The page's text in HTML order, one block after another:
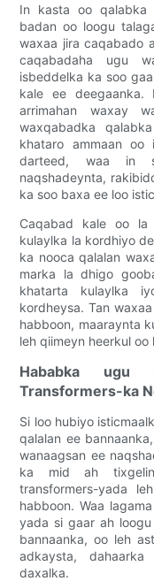
In kasta oo qalabka
badan oo loogu
waxaa jira caqabado
caqabadaha ugu
isbeddelka ka soo
kale ee deegaanka.
arrimahan waxay
waxqabadka
khataro ammaan
darteed, waa in
naqshadeynta,
ka soo baxa ee loo
Caqabad kale oo la
kulaylka la kordhiyo
ka nooca qalalan
marka la dhigo
khatarta kulaylka
kordheysa. Tan
habboon, maaraynta
leh qiimeyn heerkul
Hababka ugu
Transformers-ka
Si loo hubiyo
qalalan ee
wanaagsan ee
ka mid ah
transformers-yada
habboon. Waa
yada si gaar ah
bannaanka, oo leh
adkaysta,
daxalka.